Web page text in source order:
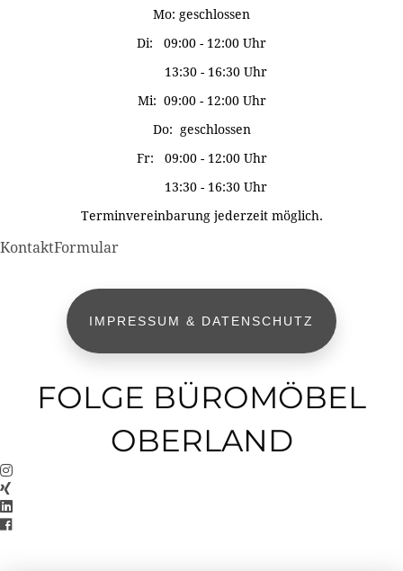
Mo: geschlossen
Di: 09:00 - 12:00 Uhr
13:30 - 16:30 Uhr
Mi: 09:00 - 12:00 Uhr
Do: geschlossen
Fr: 09:00 - 12:00 Uhr
13:30 - 16:30 Uhr
Terminvereinbarung jederzeit möglich.
KontaktFormular
IMPRESSUM & DATENSCHUTZ
FOLGE BÜROMÖBEL
OBERLAND